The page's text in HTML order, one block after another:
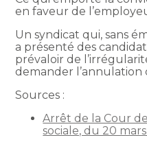
en faveur de
Un syndicat qui, sans
a présenté des
prévaloir de
demander l’annulation
Sources :
Arrêt de la Cour
sociale, du 20